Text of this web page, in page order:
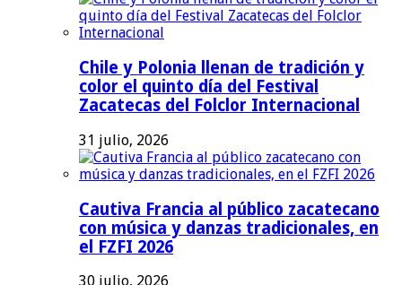
Chile y Polonia llenan de tradición y
color el quinto día del Festival
Zacatecas del Folclor Internacional
31 julio, 2026
Cautiva Francia al público zacatecano
con música y danzas tradicionales, en
el FZFI 2026
30 julio, 2026